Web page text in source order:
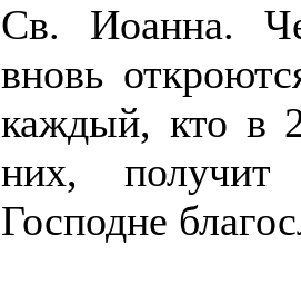
Св. Иоанна.
вновь
каждый, кто в
них,
Господне